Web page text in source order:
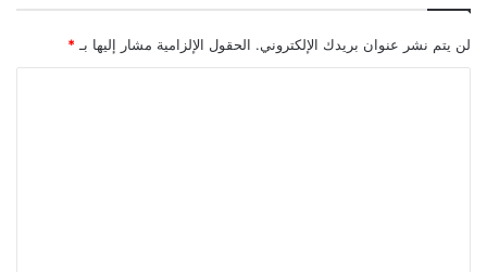
لن يتم نشر عنوان بريدك الإلكتروني. الحقول الإلزامية مشار إليها بـ *